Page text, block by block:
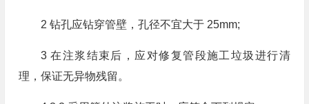
2 钻孔应钻穿管壁，孔径不宜大于 25mm;
3 在注浆结束后，应对修复管段施工垃圾进行清
理，保证无异物残留。